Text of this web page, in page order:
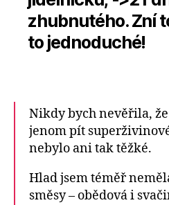
zhubnutého. Zní
to jednoduché!
Nikdy bych nevěřila,
jenom pít
nebylo ani tak těžké.
Hlad jsem téměř
směsy – obědová i